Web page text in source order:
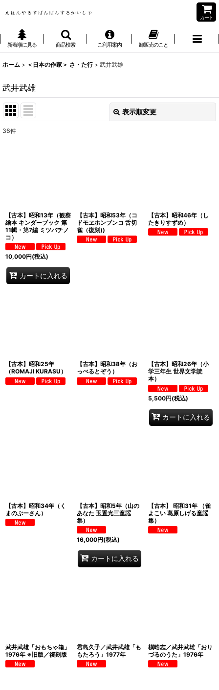
カート
新着順に見る 商品検索 ご利用案内 卸販売のこと
ホーム > ＜日本の作家＞ さ・た行 > 武井武雄
武井武雄
表示順変更
36件
【古本】昭和13年（観察
繪本 キンダーブック 第
11輯・第7編 ミツバチノ
コ）
10,000円(税込)
カートに入れる
【古本】昭和53年（コ
ドモヱホンブンコ 舌切
雀（復刻))
【古本】昭和46年（し
たきりすずめ）
【古本】昭和25年
（ROMAJI KURASU）
【古本】昭和38年（お
っぺるとぞう）
【古本】昭和26年（小
学三年生 世界文学読
本）
5,500円(税込)
カートに入れる
【古本】昭和34年（く
まのぷーさん）
【古本】昭和5年（山の
あなた 玉置光三童謡
集）
16,000円(税込)
カートに入れる
【古本】 昭和31年 （雀
よこい 葛原しげる童謡
集）
武井武雄「おもちゃ箱」
1976年 ※旧版／復刻版
君島久子／武井武雄「も
もたろう」1977年
槇晧志／武井武雄「おり
づるのうた」1976年